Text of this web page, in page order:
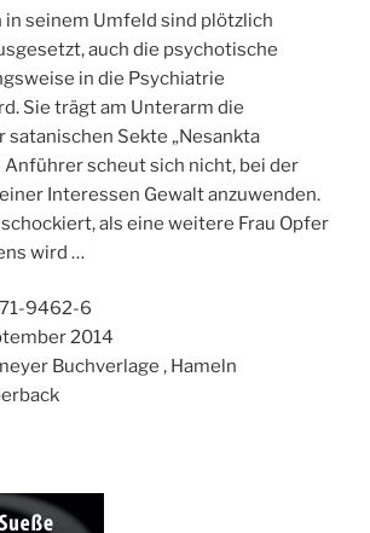
in seinem Umfeld sind plötzlich
auch die psychotische
in die Psychiatrie
Sie trägt am Unterarm die
satanischen Sekte „Nesankta
Anführer scheut sich nicht, bei der
Interessen Gewalt anzuwenden.
als eine weitere Frau Opfer
wird …
9462-6
2014
Buchverlage , Hameln